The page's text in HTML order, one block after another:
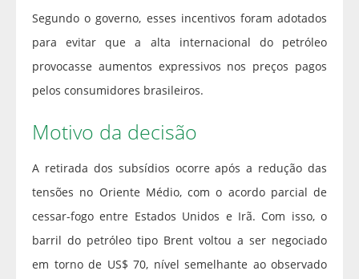
Segundo o governo, esses incentivos foram adotados
para evitar que a alta internacional do petróleo
provocasse aumentos expressivos nos preços pagos
pelos consumidores brasileiros.
Motivo da decisão
A retirada dos subsídios ocorre após a redução das
tensões no Oriente Médio, com o acordo parcial de
cessar-fogo entre Estados Unidos e Irã. Com isso, o
barril do petróleo tipo Brent voltou a ser negociado
em torno de US$ 70, nível semelhante ao observado